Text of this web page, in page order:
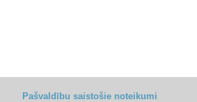
Pašvaldību saistošie noteikumi